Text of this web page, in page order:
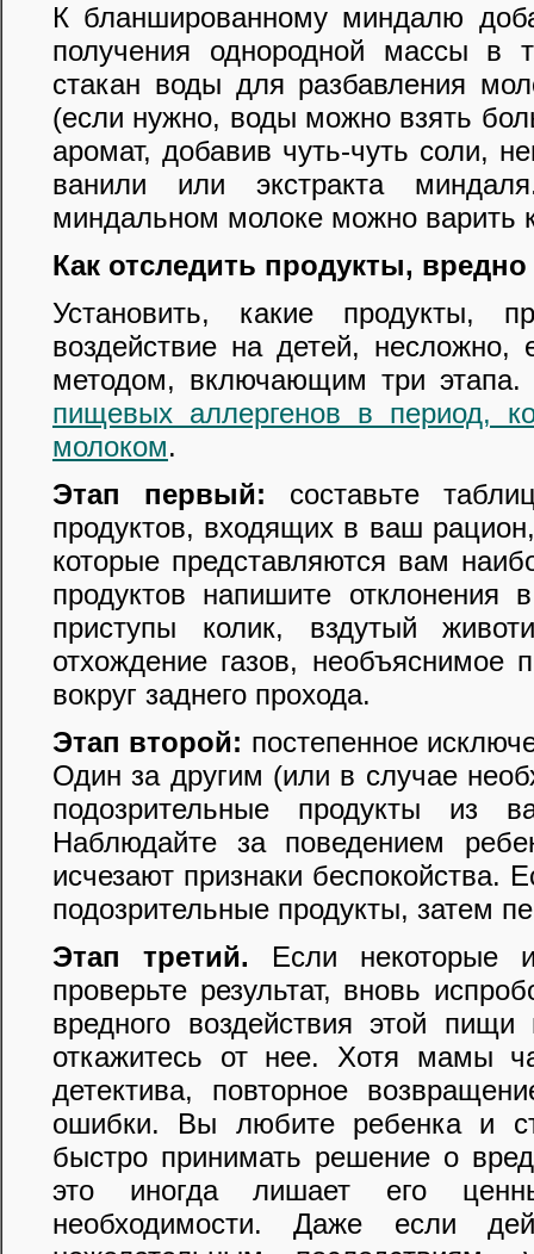
К бланшированному миндалю
получения однородной массы в
стакан воды для разбавления
(если нужно, воды можно взять
аромат, добавив чуть-чуть соли,
ванили или экстракта
миндальном молоке можно варить
Как отследить продукты,
Установить, какие продукты,
воздействие на детей, несложно,
методом, включающим три
пищевых аллергенов в период,
молоком.
Этап первый: составьте
продуктов, входящих в ваш
которые представляются вам
продуктов напишите отклонения
приступы колик, вздутый
отхождение газов, необъяснимое
вокруг заднего прохода.
Этап второй: постепенное
Один за другим (или в случае
подозрительные продукты из
Наблюдайте за поведением
исчезают признаки беспокойства.
подозрительные продукты, затем
Этап третий. Если некоторые
проверьте результат, вновь
вредного воздействия этой
откажитесь от нее. Хотя мамы
детектива, повторное
ошибки. Вы любите ребенка и
быстро принимать решение о
это иногда лишает его
необходимости. Даже если